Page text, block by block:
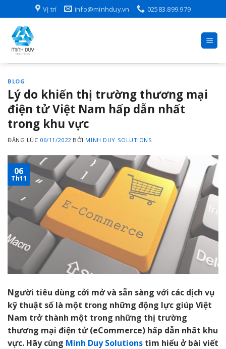
to
content
Vị trí info@minhduy.vn 02583.899.979
BLOG
Lý do khiến thị trường thương mại
điện tử Việt Nam hấp dẫn nhất
trong khu vực
ĐĂNG LÚC 06/11/2022 BỞI MINH DUY SOLUTIONS
06
Th11
Người tiêu dùng cởi mở và sẵn sàng với các dịch vụ
kỹ thuật số là một trong những động lực giúp Việt
Nam trở thành một trong những thị trường
thương mại điện tử (eCommerce) hấp dẫn nhất khu
vực. Hãy cùng Minh Duy Solutions tìm hiểu ở bài viết